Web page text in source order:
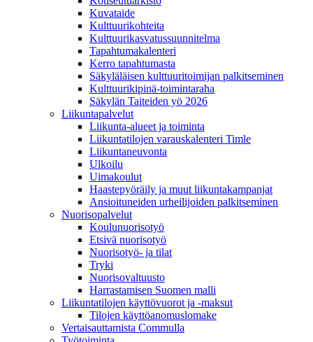
Kuvataide
Kulttuurikohteita
Kulttuurikasvatussuunnitelma
Tapahtumakalenteri
Kerro tapahtumasta
Säkyläläisen kulttuuritoimijan palkitseminen
Kulttuurikipinä-toimintaraha
Säkylän Taiteiden yö 2026
Liikuntapalvelut
Liikunta-alueet ja toiminta
Liikuntatilojen varauskalenteri Timle
Liikuntaneuvonta
Ulkoilu
Uimakoulut
Haastepyöräily ja muut liikuntakampanjat
Ansioituneiden urheilijoiden palkitseminen
Nuorisopalvelut
Koulunuorisotyö
Etsivä nuorisotyö
Nuorisotyö- ja tilat
Tryki
Nuorisovaltuusto
Harrastamisen Suomen malli
Liikuntatilojen käyttövuorot ja -maksut
Tilojen käyttöanomuslomake
Vertaisauttamista Commulla